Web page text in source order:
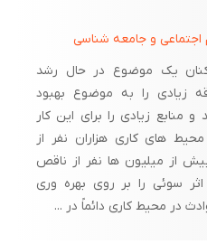
اجتماعی و جامعه شناسی
یک موضوع در حال رشد
زیادی را به موضوع بهبود
منابع زیادی را برای این کار
های کاری هزاران نفر از
از میلیون ها نفر از ناقص
سوئی را بر روی بهره وری
در محیط کاری دائماً در ...